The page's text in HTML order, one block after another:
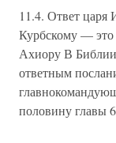
11.4. Ответ
Курбскому — это
Ахиору В
ответным
половину главы